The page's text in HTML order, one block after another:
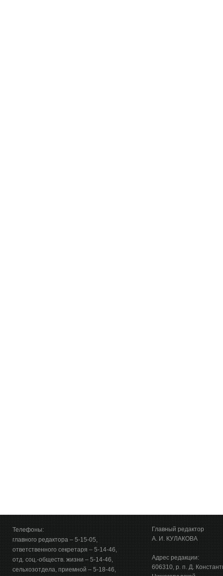
Телефоны:
главного редактора – 5-15-05,
ответственного секретаря – 5-14-46,
отд. соц.-обществ. жизни – 5-14-46,
сельхозотдела, приемной – 5-18-46,
Главный редактор
А. И. КУЛАКОВА
Адрес редакции:
606310, р. п. Д.